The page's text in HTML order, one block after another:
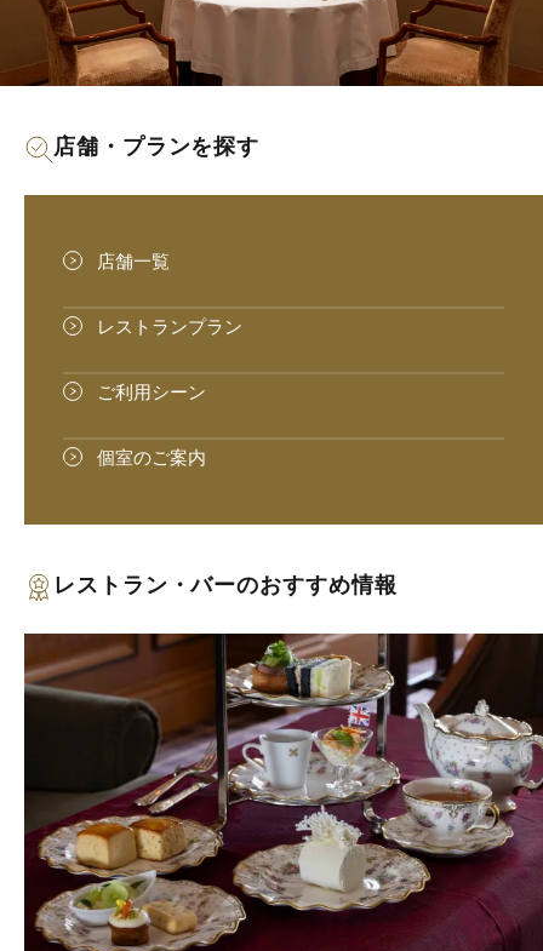
店舗・プランを探す
店舗一覧
レストランプラン
ご利用シーン
個室のご案内
レストラン・バーのおすすめ情報